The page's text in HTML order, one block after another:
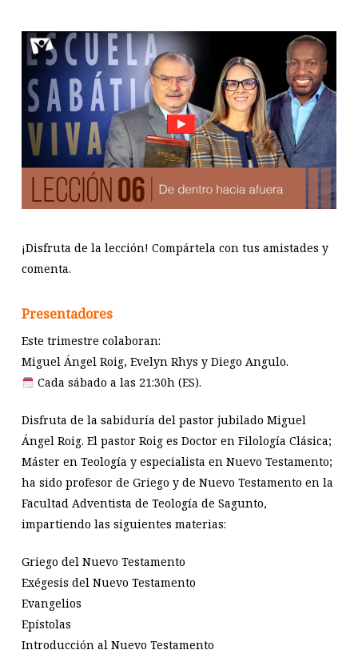
¡Disfruta de la lección! Compártela con tus amistades y
comenta.
Presentadores
Este trimestre colaboran:
Miguel Ángel Roig, Evelyn Rhys y Diego Angulo.
Cada sábado a las 21:30h (ES).
Disfruta de la sabiduría del pastor jubilado Miguel
Ángel Roig. El pastor Roig es Doctor en Filología Clásica;
Máster en Teología y especialista en Nuevo Testamento;
ha sido profesor de Griego y de Nuevo Testamento en la
Facultad Adventista de Teología de Sagunto,
impartiendo las siguientes materias:
Griego del Nuevo Testamento
Exégesis del Nuevo Testamento
Evangelios
Epístolas
Introducción al Nuevo Testamento